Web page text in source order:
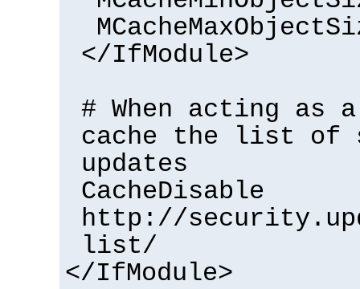
</IfModule>
# When acting as
cache the list of
updates
CacheDisable
http://
list/
</IfModule>